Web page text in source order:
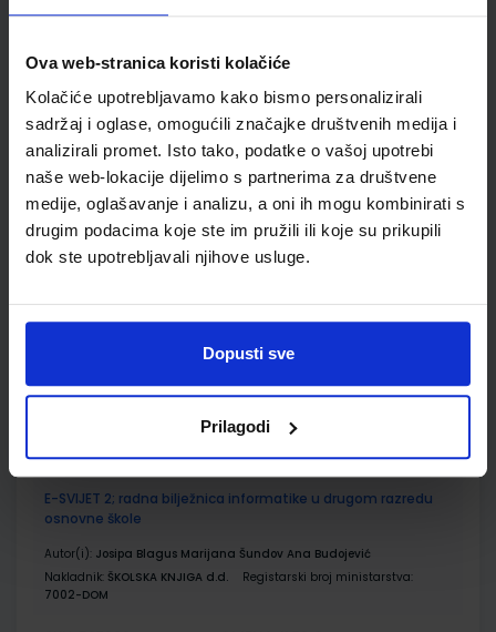
Ova web-stranica koristi kolačiće
Kolačiće upotrebljavamo kako bismo personalizirali
sadržaj i oglase, omogućili značajke društvenih medija i
analizirali promet. Isto tako, podatke o vašoj upotrebi
naše web-lokacije dijelimo s partnerima za društvene
medije, oglašavanje i analizu, a oni ih mogu kombinirati s
drugim podacima koje ste im pružili ili koje su prikupili
dok ste upotrebljavali njihove usluge.
Dopusti sve
Prilagodi
DOM
SKU:569950 CIJENA:12,00 €
ŠIFRA OMOTA:
Udžbenik
E-SVIJET 2; radni udžbenik informatike s dodatnim
digitalnim sadržajima u drugom razredu osnovne škole
ŠIFRA OMOTA:500239
Omot
E-SVIJET 2; radna bilježnica informatike u drugom razredu
osnovne škole
Autor(i): Josipa Blagus Marijana Šundov Ana Budojević
Nakladnik: ŠKOLSKA KNJIGA d.d.
Registarski broj ministarstva:
7002-DOM